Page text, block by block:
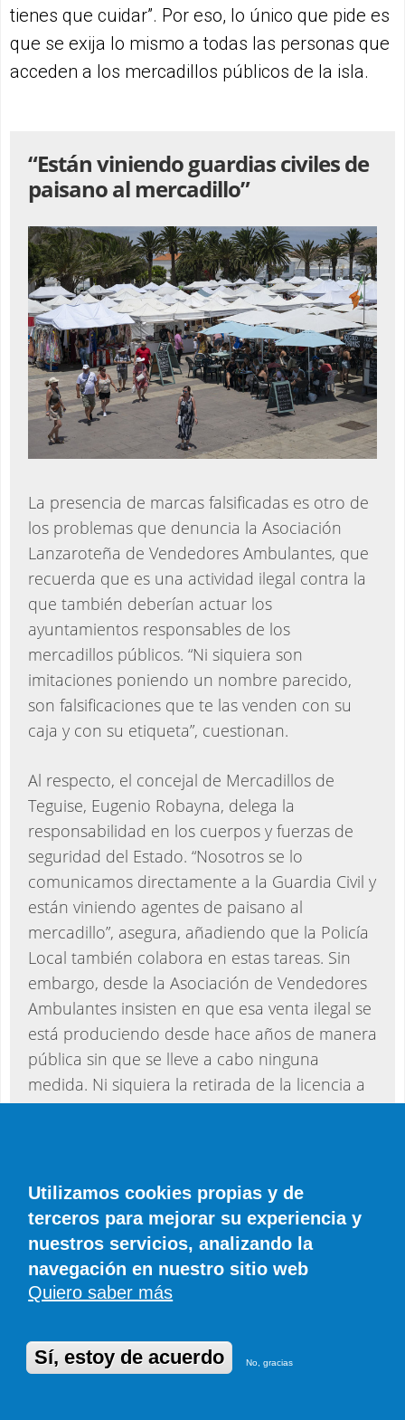
tienes que cuidar”. Por eso, lo único que pide es
que se exija lo mismo a todas las personas que
acceden a los mercadillos públicos de la isla.
“Están viniendo guardias civiles de
paisano al mercadillo”
La presencia de marcas falsificadas es otro de
los problemas que denuncia la Asociación
Lanzaroteña de Vendedores Ambulantes, que
recuerda que es una actividad ilegal contra la
que también deberían actuar los
ayuntamientos responsables de los
mercadillos públicos. “Ni siquiera son
imitaciones poniendo un nombre parecido,
son falsificaciones que te las venden con su
caja y con su etiqueta”, cuestionan.
Al respecto, el concejal de Mercadillos de
Teguise, Eugenio Robayna, delega la
responsabilidad en los cuerpos y fuerzas de
seguridad del Estado. “Nosotros se lo
comunicamos directamente a la Guardia Civil y
están viniendo agentes de paisano al
mercadillo”, asegura, añadiendo que la Policía
Local también colabora en estas tareas. Sin
embargo, desde la Asociación de Vendedores
Ambulantes insisten en que esa venta ilegal se
está produciendo desde hace años de manera
pública sin que se lleve a cabo ninguna
medida. Ni siquiera la retirada de la licencia a
esos puestos.
exponencialmente, ya es una invasión”
Además, la presidenta de ALVA, Lucía Beneito,
también advierte de la presencia de otros
productos sin vigilancia. “Tú no puedes poner
Empezando por ahí”, subraya. En su opinión, si
las administraciones “quisieran de verdad
Utilizamos cookies propias y de
terceros para mejorar su experiencia y
nuestros servicios, analizando la
navegación en nuestro sitio web
Quiero saber más
Sí, estoy de acuerdo No, gracias